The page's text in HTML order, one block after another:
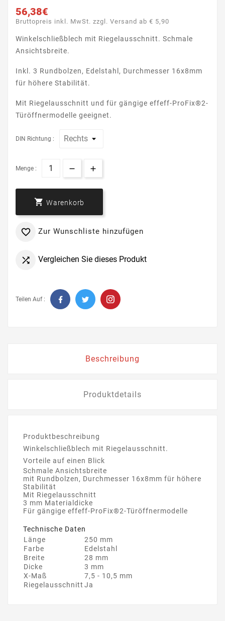
56,38€
Bruttopreis inkl. MwSt. zzgl. Versand ab € 5,90
Winkelschließblech mit Riegelausschnitt. Schmale
Ansichtsbreite.
Inkl. 3 Rundbolzen, Edelstahl, Durchmesser 16x8mm
für höhere Stabilität.
Mit Riegelausschnitt und für gängige effeff-ProFix®2-
Türöffnermodelle geeignet.
DIN Richtung :
Menge :
 Warenkorb
 Zur Wunschliste hinzufügen
 Vergleichen Sie dieses Produkt
Teilen Auf :
Beschreibung
Produktdetails
Produktbeschreibung
Winkelschließblech mit Riegelausschnitt.
Vorteile auf einen Blick
Schmale Ansichtsbreite
mit Rundbolzen, Durchmesser 16x8mm für höhere
Stabilität
Mit Riegelausschnitt
3 mm Materialdicke
Für gängige effeff-ProFix®2-Türöffnermodelle
Technische Daten
Länge
250 mm
Farbe
Edelstahl
Breite
28 mm
Dicke
3 mm
X-Maß
7,5 - 10,5 mm
Riegelausschnitt Ja